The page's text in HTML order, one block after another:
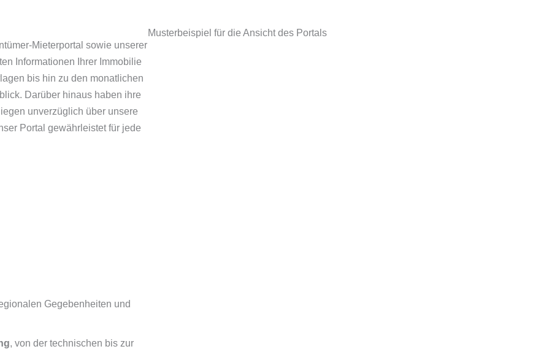
Mieterportal sowie unserer
Informationen Ihrer Immobilie
bis hin zu den monatlichen
Darüber hinaus haben ihre
unverzüglich über unsere
Portal gewährleistet für jede
Musterbeispiel für die Ansicht des Portals
Gegebenheiten und
, von der technischen bis zur